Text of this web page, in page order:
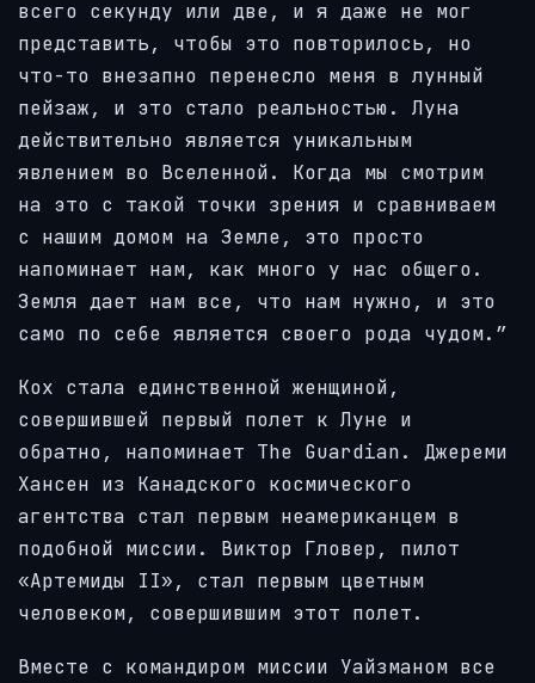
всего секунду или две, и я даже не мог
представить, чтобы это повторилось, но
что-то внезапно перенесло меня в лунный
пейзаж, и это стало реальностью. Луна
действительно является уникальным
явлением во Вселенной. Когда мы смотрим
на это с такой точки зрения и сравниваем
с нашим домом на Земле, это просто
напоминает нам, как много у нас общего.
Земля дает нам все, что нам нужно, и это
само по себе является своего рода чудом.”
Кох стала единственной женщиной,
совершившей первый полет к Луне и
обратно, напоминает The Guardian. Джереми
Хансен из Канадского космического
агентства стал первым неамериканцем в
подобной миссии. Виктор Гловер, пилот
«Артемиды II», стал первым цветным
человеком, совершившим этот полет.
Вместе с командиром миссии Уайзманом все